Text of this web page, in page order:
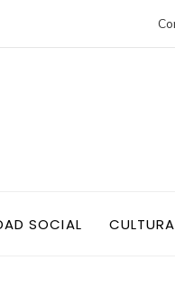
SOCIAL